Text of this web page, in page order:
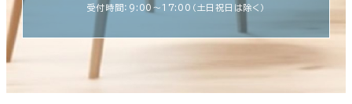
受付時間：9:00〜17:00（土日祝日は除く）